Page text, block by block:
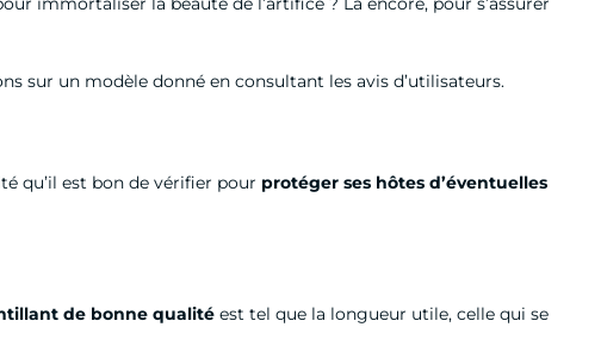
sur un modèle donné en consultant les avis d’utilisateurs.
qu’il est bon de vérifier pour protéger ses hôtes d’éventuelles
de bonne qualitéest tel que la longueur utile, celle qui se